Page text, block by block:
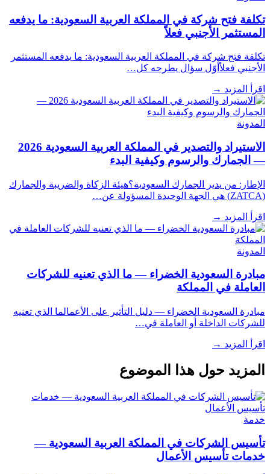
تكلفة فتح شركة في المملكة العربية السعودية: ما يدفعه
المستثمر الأجنبي فعلاً
تكلفة فتح شركة في المملكة العربية السعودية: ما يدفعه المستثمر
الأجنبي فعلاًأوّل سؤال يطرحه كل…
اقرأ المزيد →
المدونة
الاستيراد والتصدير في المملكة العربية السعودية 2026
— الجمارك والرسوم وكيفية البدء
الإطار: من يدير الجمارك السعودية؟هيئة الزكاة والضريبة والجمارك
(ZATCA) هي الجهة الوحيدة المسؤولة عن…
اقرأ المزيد →
المدونة
مبادرة السعودية الخضراء — ما الذي تعنيه للشركات
العاملة في المملكة
مبادرة السعودية الخضراء — دليل التأثير على الأعمالما الذي تعنيه
للشركات الداخلة أو العاملة في…
اقرأ المزيد →
المزيد حول هذا الموضوع
خدمة
تأسيس الشركات في المملكة العربية السعودية —
خدمات تأسيس الأعمال